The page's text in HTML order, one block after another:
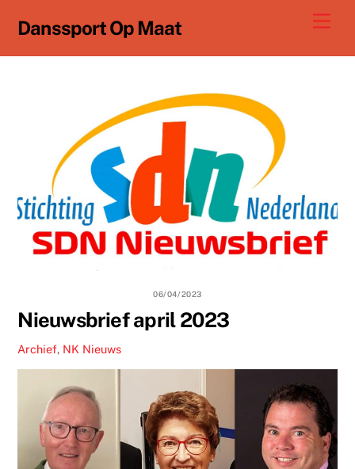
naarDanssport Op Maat
06/04/2023
Nieuwsbrief april 2023
Archief, NK Nieuws